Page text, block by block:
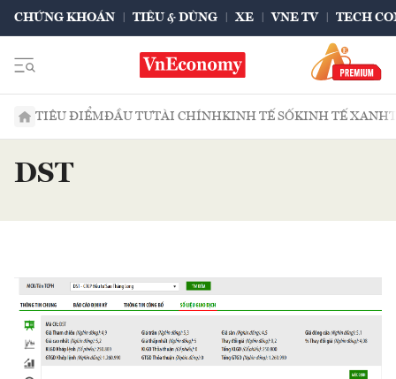
CHỨNG KHOÁN TIÊU & DÙNG XE VNE TV TECH
TIÊU ĐIỂMĐẦU TƯTÀI CHÍNHKINH TẾ SỐKINH TẾ XANH
DST